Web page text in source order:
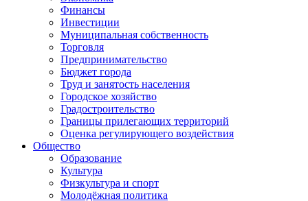
Финансы
Инвестиции
Муниципальная собственность
Торговля
Предпринимательство
Бюджет города
Труд и занятость населения
Городское хозяйство
Градостроительство
Границы прилегающих территорий
Оценка регулирующего воздействия
Общество
Образование
Культура
Физкультура и спорт
Молодёжная политика